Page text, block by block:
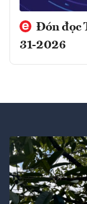
Đón đọc
31-2026